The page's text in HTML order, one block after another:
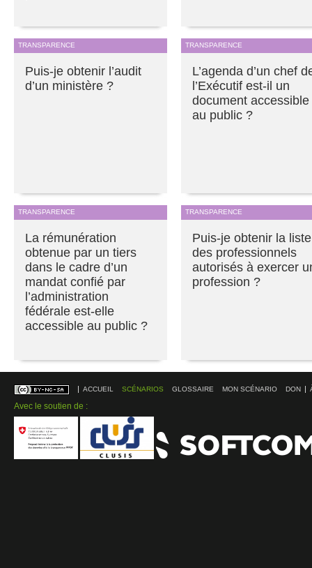
TRANSPARENCE
Puis-je obtenir l’audit
d’un ministère ?
TRANSPARENCE
L’agenda d’un chef
l’Exécutif est-il un
document accessible
au public ?
TRANSPARENCE
La rémunération
obtenue par un tiers
dans le cadre d’un
mandat confié par
l’administration
fédérale est-elle
accessible au public ?
TRANSPARENCE
Puis-je obtenir la liste
des professionnels
autorisés à exercer
profession ?
ACCUEIL SCÉNARIOS GLOSSAIRE MON SCÉNARIO DON
Avec le soutien de :